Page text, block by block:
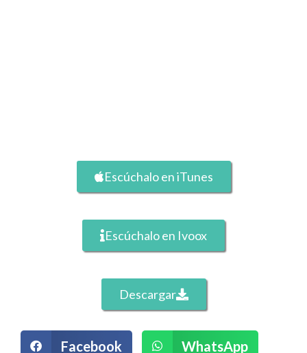
Escúchalo en iTunes
Escúchalo en Ivoox
Descargar
Facebook WhatsApp